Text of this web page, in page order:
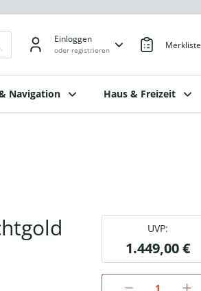
Einloggen
oder registrieren Merkliste
Navigation Haus & Freizeit
UVP:
1.449,00 €